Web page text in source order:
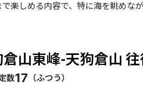
は、尾鷲市の「鬼瓦」などで新鮮な海鮮料理を楽しむこと
なります。また、世界遺産の鬼ヶ
山東峰-天狗倉山
数17 （ふつう）